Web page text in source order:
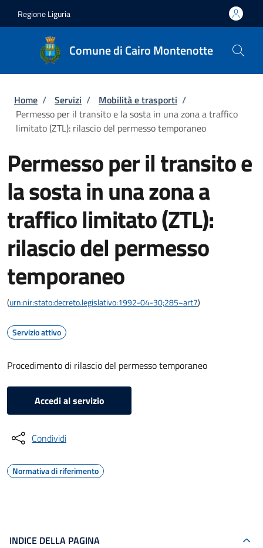
Regione Liguria
Comune di Cairo Montenotte
Briciole di pane
Home / Servizi / Mobilità e trasporti /
Permesso per il transito e la sosta in una zona a traffico
limitato (ZTL): rilascio del permesso temporaneo
Permesso per il transito e
la sosta in una zona a
traffico limitato (ZTL):
rilascio del permesso
temporaneo
(urn:nir:stato:decreto.legislativo:1992-04-30;285~art7)
Servizio attivo
Procedimento di rilascio del permesso temporaneo
Accedi al servizio
Condividi
Normativa di riferimento
INDICE DELLA PAGINA